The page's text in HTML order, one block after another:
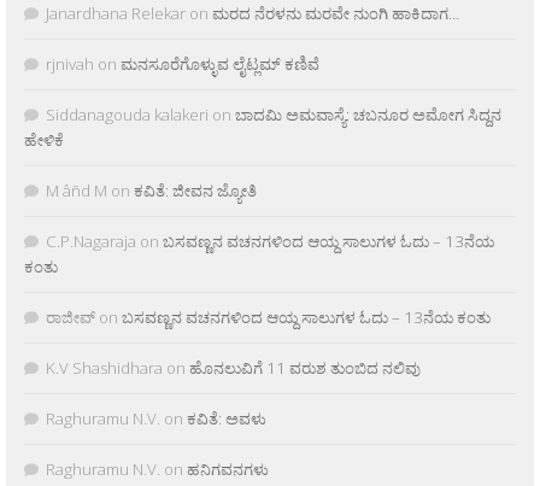
Janardhana Relekar on ಮರದ ನೆರಳನು ಮರವೇ ನುಂಗಿ ಹಾಕಿದಾಗ…
rjnivah on ಮನಸೂರೆಗೊಳ್ಳುವ ಲೈಟ್ಲಮ್ ಕಣಿವೆ
Siddanagouda kalakeri on ಬಾದಮಿ ಅಮವಾಸ್ಯೆ: ಚಬನೂರ ಅಮೋಗ ಸಿದ್ದನ
ಹೇಳಿಕೆ
M âñd M on ಕವಿತೆ: ಜೀವನ ಜ್ಯೋತಿ
C.P.Nagaraja on ಬಸವಣ್ಣನ ವಚನಗಳಿಂದ ಆಯ್ದ ಸಾಲುಗಳ ಓದು – 13ನೆಯ
ಕಂತು
ರಾಜೀವ್ on ಬಸವಣ್ಣನ ವಚನಗಳಿಂದ ಆಯ್ದ ಸಾಲುಗಳ ಓದು – 13ನೆಯ ಕಂತು
K.V Shashidhara on ಹೊನಲುವಿಗೆ 11 ವರುಶ ತುಂಬಿದ ನಲಿವು
Raghuramu N.V. on ಕವಿತೆ: ಅವಳು
Raghuramu N.V. on ಹನಿಗವನಗಳು